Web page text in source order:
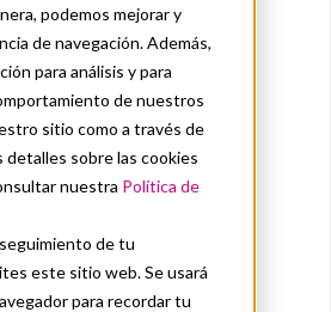
podemos mejorar y
de navegación. Además,
para análisis y para
de nuestros
sitio como a través de
detalles sobre las cookies
nuestra Política de
de tu
este sitio web. Se usará
para recordar tu
DE PRODUCTO
de
con
Software